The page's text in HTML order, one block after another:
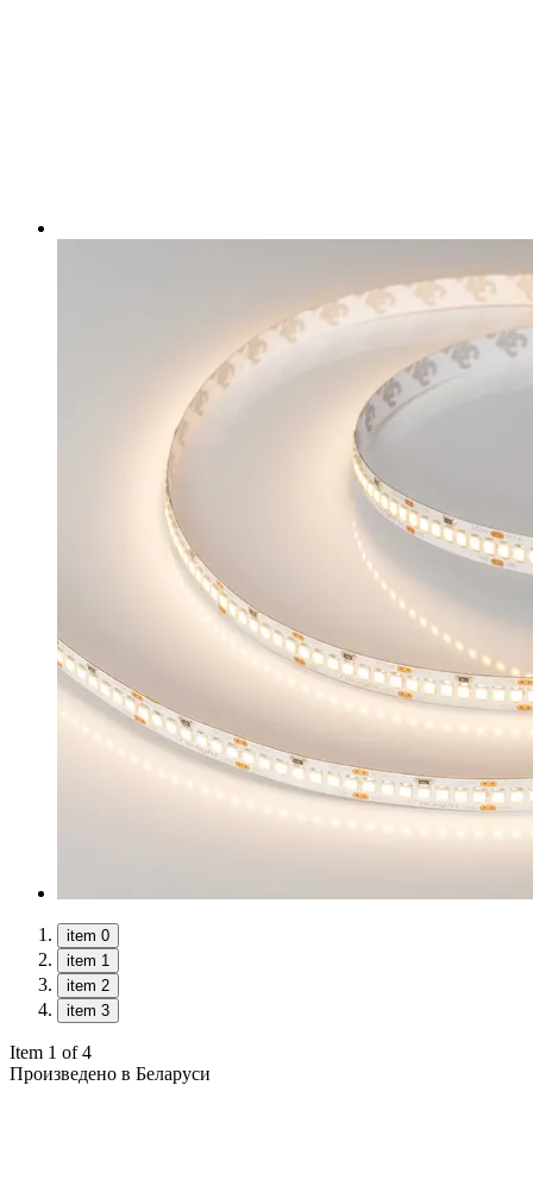
item 0
item 1
item 2
item 3
Item 1 of 4
Произведено в Беларуси